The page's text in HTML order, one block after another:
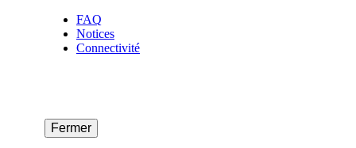
FAQ
Notices
Connectivité
Fermer